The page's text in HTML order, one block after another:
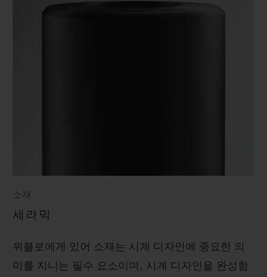
소재
세라믹
위블로에게 있어 소재는 시계 디자인에 중요한 의
미를 지니는 필수 요소이며, 시계 디자인을 완성함